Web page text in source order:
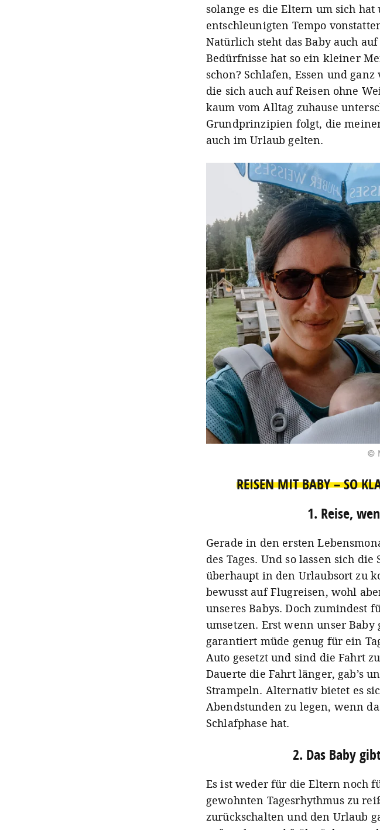
solange es die Eltern um sich
entschleunigten Tempo
Natürlich steht das Baby auch
Bedürfnisse hat so ein kleiner
schon? Schlafen, Essen und
die sich auch auf Reisen ohne
kaum vom Alltag zuhause
Grundprinzipien folgt, die
auch im Urlaub gelten.
©
REISEN MIT BABY – SO
1. Reise,
Gerade in den ersten
des Tages. Und so lassen sich
überhaupt in den Urlaubsort zu
bewusst auf Flugreisen, wohl
unseres Babys. Doch zumindest
umsetzen. Erst wenn unser
garantiert müde genug für ein
Auto gesetzt und sind die Fahrt
Dauerte die Fahrt länger, gab’s
Strampeln. Alternativ bietet es
Abendstunden zu legen, wenn
Schlafphase hat.
2. Das Baby
Es ist weder für die Eltern noch
gewohnten Tagesrhythmus zu
zurückschalten und den Urlaub